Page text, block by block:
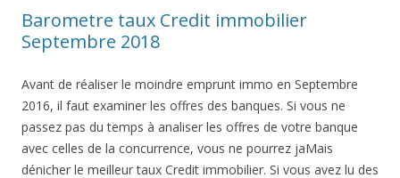
Barometre taux Credit immobilier
Septembre 2018
Avant de réaliser le moindre emprunt immo en Septembre
2016, il faut examiner les offres des banques. Si vous ne
passez pas du temps à analiser les offres de votre banque
avec celles de la concurrence, vous ne pourrez jaMais
dénicher le meilleur taux Credit immobilier. Si vous avez lu des